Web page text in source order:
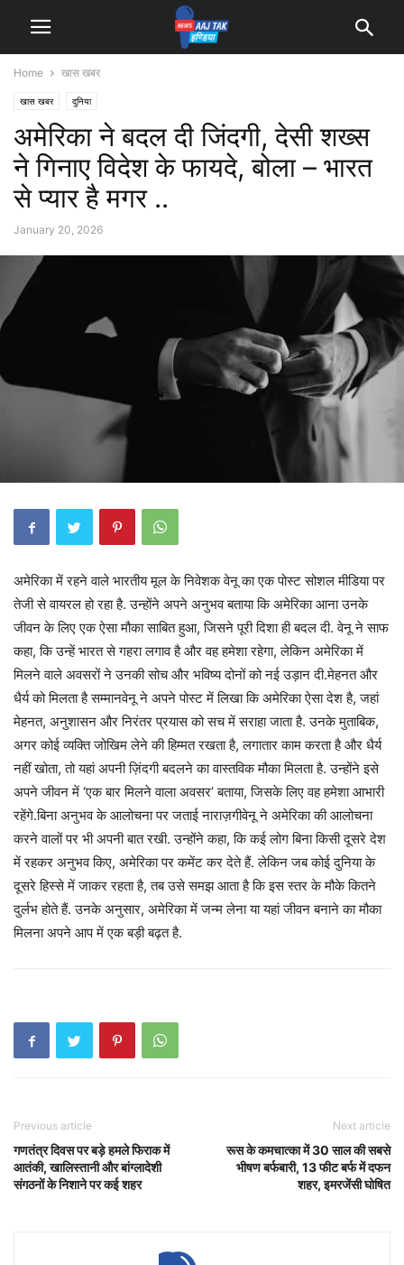
Home खास खबर
खास खबर दुनिया
अमेरिका ने बदल दी जिंदगी, देसी शख्स
ने गिनाए विदेश के फायदे, बोला – भारत
से प्यार है मगर ..
January 20, 2026
अमेरिका में रहने वाले भारतीय मूल के निवेशक वेनू का एक पोस्ट सोशल मीडिया पर
तेजी से वायरल हो रहा है. उन्होंने अपने अनुभव बताया कि अमेरिका आना उनके
जीवन के लिए एक ऐसा मौका साबित हुआ, जिसने पूरी दिशा ही बदल दी. वेनू ने साफ
कहा, कि उन्हें भारत से गहरा लगाव है और वह हमेशा रहेगा, लेकिन अमेरिका में
मिलने वाले अवसरों ने उनकी सोच और भविष्य दोनों को नई उड़ान दी.मेहनत और
धैर्य को मिलता है सम्मानवेनू ने अपने पोस्ट में लिखा कि अमेरिका ऐसा देश है, जहां
मेहनत, अनुशासन और निरंतर प्रयास को सच में सराहा जाता है. उनके मुताबिक,
अगर कोई व्यक्ति जोखिम लेने की हिम्मत रखता है, लगातार काम करता है और धैर्य
नहीं खोता, तो यहां अपनी ज़िंदगी बदलने का वास्तविक मौका मिलता है. उन्होंने इसे
अपने जीवन में ‘एक बार मिलने वाला अवसर’ बताया, जिसके लिए वह हमेशा आभारी
रहेंगे.बिना अनुभव के आलोचना पर जताई नाराज़गीवेनू ने अमेरिका की आलोचना
करने वालों पर भी अपनी बात रखी. उन्होंने कहा, कि कई लोग बिना किसी दूसरे देश
में रहकर अनुभव किए, अमेरिका पर कमेंट कर देते हैं. लेकिन जब कोई दुनिया के
दूसरे हिस्से में जाकर रहता है, तब उसे समझ आता है कि इस स्तर के मौके कितने
दुर्लभ होते हैं. उनके अनुसार, अमेरिका में जन्म लेना या यहां जीवन बनाने का मौका
मिलना अपने आप में एक बड़ी बढ़त है.
Previous article
गणतंत्र दिवस पर बड़े हमले फिराक में
आतंकी, खालिस्तानी और बांग्लादेशी
संगठनों के निशाने पर कई शहर
Next article
रूस के कमचात्का में 30 साल की सबसे
भीषण बर्फबारी, 13 फीट बर्फ में दफन
शहर, इमरजेंसी घोषित